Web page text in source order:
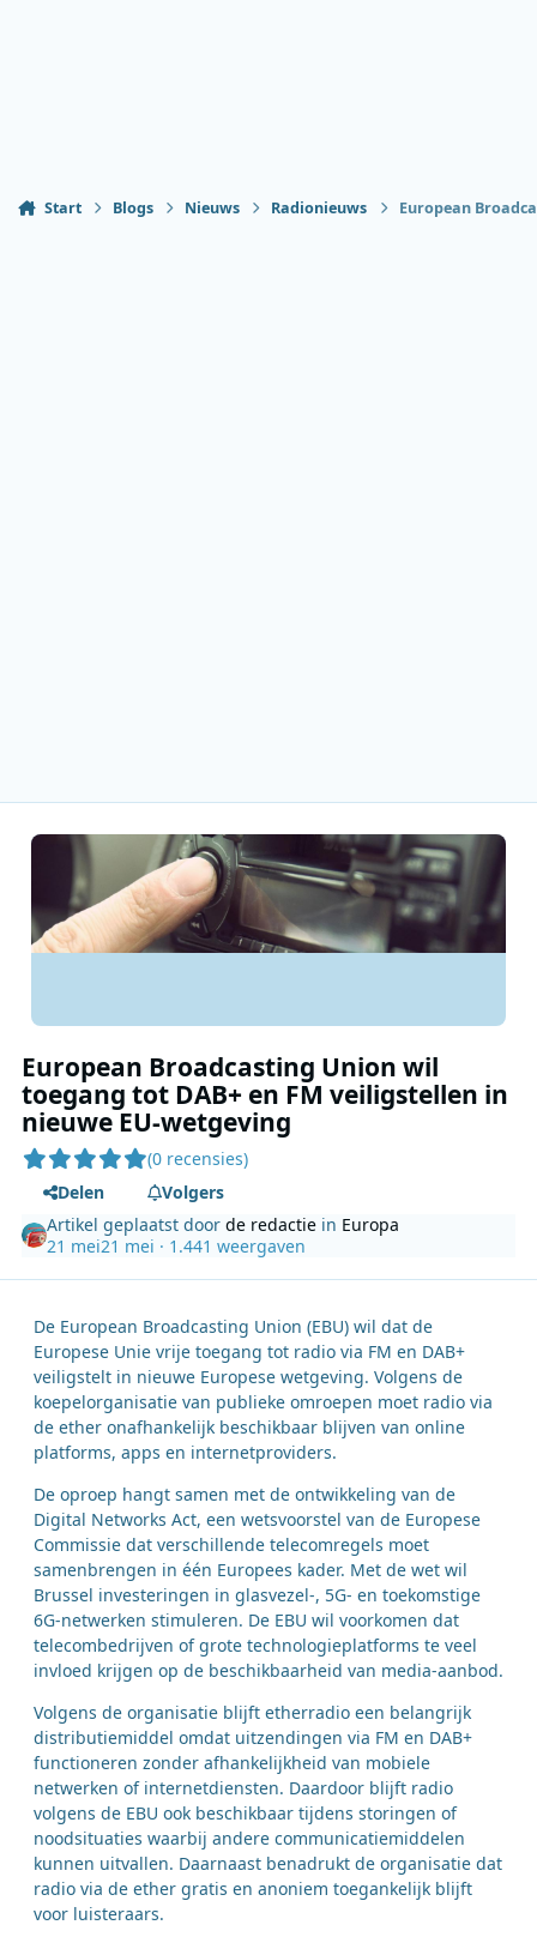
Start Blogs Nieuws Radionieuws European
European Broadcasting Union wil
toegang tot DAB+ en FM veiligstellen in
nieuwe EU-wetgeving
(0 recensies)
Delen
Volgers
Artikel geplaatst doorde redactie in Europa
21 mei21 mei · 1.441 weergaven
De European Broadcasting Union (EBU) wil dat de
Europese Unie vrije toegang tot radio via FM en DAB+
veiligstelt in nieuwe Europese wetgeving. Volgens de
koepelorganisatie van publieke omroepen moet radio via
de ether onafhankelijk beschikbaar blijven van online
platforms, apps en internetproviders.
De oproep hangt samen met de ontwikkeling van de
Digital Networks Act, een wetsvoorstel van de Europese
Commissie dat verschillende telecomregels moet
samenbrengen in één Europees kader. Met de wet wil
Brussel investeringen in glasvezel-, 5G- en toekomstige
6G-netwerken stimuleren. De EBU wil voorkomen dat
telecombedrijven of grote technologieplatforms te veel
invloed krijgen op de beschikbaarheid van media-aanbod.
Volgens de organisatie blijft etherradio een belangrijk
distributiemiddel omdat uitzendingen via FM en DAB+
functioneren zonder afhankelijkheid van mobiele
netwerken of internetdiensten. Daardoor blijft radio
volgens de EBU ook beschikbaar tijdens storingen of
noodsituaties waarbij andere communicatiemiddelen
kunnen uitvallen. Daarnaast benadrukt de organisatie dat
radio via de ether gratis en anoniem toegankelijk blijft
voor luisteraars.